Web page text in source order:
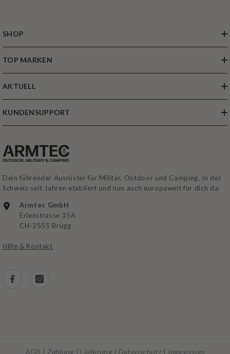
SHOP
TOP MARKEN
AKTUELL
KUNDENSUPPORT
Dein führender Ausrüster für Militär, Outdoor und Camping. In der
Schweiz seit Jahren etabliert und nun auch europaweit für dich da.
Armtec GmbH
Erlenstrasse 35A
CH-2555 Brügg
Hilfe & Kontakt
AGB | Zahlung | Lieferung | Datenschutz| Impressum